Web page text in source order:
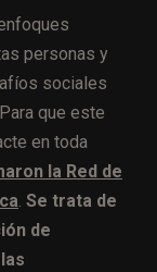
personas y
sociales
que este
en toda
la Red de
. Se trata de
de